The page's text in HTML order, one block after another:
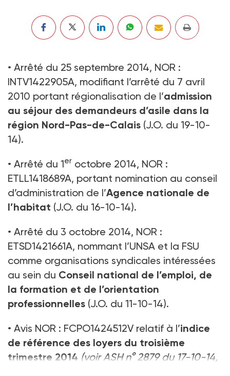
• Arrêté du 25 septembre 2014, NOR :
INTV1422905A, modifiant l’arrêté du 7 avril
2010 portant régionalisation de l’admission
au séjour des demandeurs d’asile dans la
région Nord-Pas-de-Calais (J.O. du 19-10-
14).
• Arrêté du 1er octobre 2014, NOR :
ETLL1418689A, portant nomination au conseil
d’administration de l’Agence nationale de
l’habitat (J.O. du 16-10-14).
• Arrêté du 3 octobre 2014, NOR :
ETSD1421661A, nommant l’UNSA et la FSU
comme organisations syndicales intéressées
au sein du Conseil national de l’emploi, de
la formation et de l’orientation
professionnelles (J.O. du 11-10-14).
• Avis NOR : FCPO1424512V relatif à l’indice
de référence des loyers du troisième
trimestre 2014 (voir ASH n° 2879 du 17-10-14,